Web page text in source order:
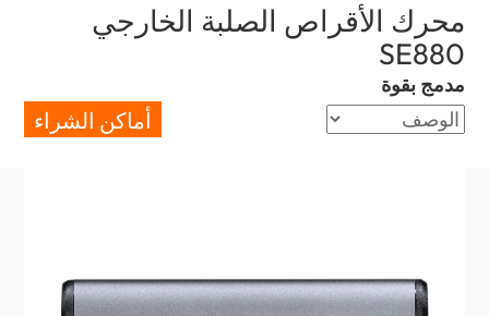
محرك الأقراص الصلبة الخارجي
SE880
مدمج بقوة
أماكن الشراء